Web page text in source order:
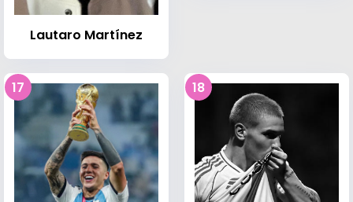
Lautaro Martínez
17 18